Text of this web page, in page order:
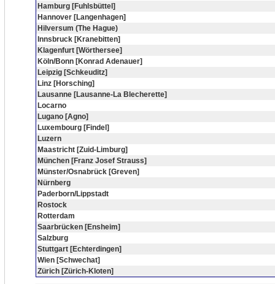
Hamburg [Fuhlsbüttel]
Hannover [Langenhagen]
Hilversum (The Hague)
Innsbruck [Kranebitten]
Klagenfurt [Wörthersee]
Köln/Bonn [Konrad Adenauer]
Leipzig [Schkeuditz]
Linz [Horsching]
Lausanne [Lausanne-La Blecherette]
Locarno
Lugano [Agno]
Luxembourg [Findel]
Luzern
Maastricht [Zuid-Limburg]
München [Franz Josef Strauss]
Münster/Osnabrück [Greven]
Nürnberg
Paderborn/Lippstadt
Rostock
Rotterdam
Saarbrücken [Ensheim]
Salzburg
Stuttgart [Echterdingen]
Wien [Schwechat]
Zürich [Zürich-Kloten]